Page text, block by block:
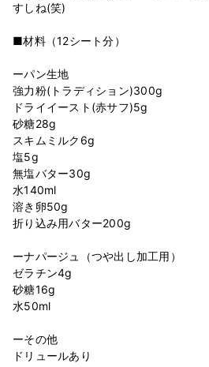
すしね(笑)
■材料（12シート分）
ーパン生地
強力粉(トラディション)300g
ドライイースト(赤サフ)5g
砂糖28g
スキムミルク6g
塩5g
無塩バター30g
水140ml
溶き卵50g
折り込み用バター200g
ーナパージュ（つや出し加工用）
ゼラチン4g
砂糖16g
水50ml
ーその他
ドリュールあり